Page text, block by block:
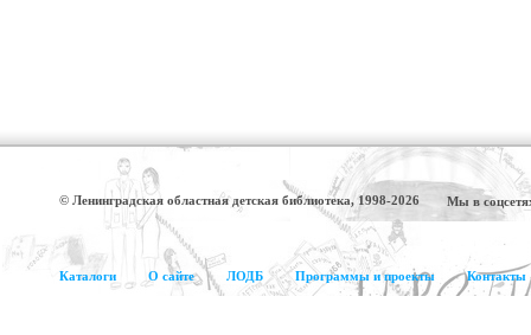
© Ленинградская областная детская библиотека, 1998-2026 Мы в
Каталоги О сайте ЛОДБ Программы и проекты Контакты